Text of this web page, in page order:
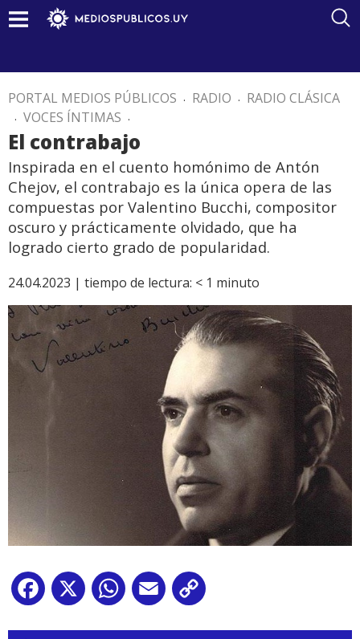
PORTAL MEDIOS PÚBLICOS . RADIO . RADIO CLÁSICA
. VOCES ÍNTIMAS .
El contrabajo
Inspirada en el cuento homónimo de Antón
Chejov, el contrabajo es la única opera de las
compuestas por Valentino Bucchi, compositor
oscuro y prácticamente olvidado, que ha
logrado cierto grado de popularidad.
24.04.2023 | tiempo de lectura: < 1 minuto
Facebook
X WhatsApp
Email
Reproductor